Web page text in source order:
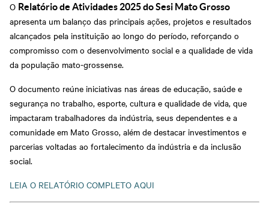
O Relatório de Atividades 2025 do Sesi Mato Grosso
apresenta um balanço das principais ações, projetos e resultados
alcançados pela instituição ao longo do período, reforçando o
compromisso com o desenvolvimento social e a qualidade de vida
da população mato-grossense.
O documento reúne iniciativas nas áreas de educação, saúde e
segurança no trabalho, esporte, cultura e qualidade de vida, que
impactaram trabalhadores da indústria, seus dependentes e a
comunidade em Mato Grosso, além de destacar investimentos e
parcerias voltadas ao fortalecimento da indústria e da inclusão
social.
LEIA O RELATÓRIO COMPLETO AQUI